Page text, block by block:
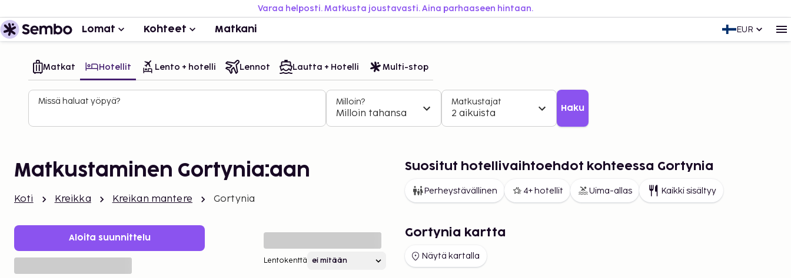
Varaa helposti. Matkusta joustavasti. Aina parhaaseen hintaan.
Lomat Kohteet Matkani EUR
Matkat Hotellit Lento + hotelli Lennot Lautta + Hotelli Multi-stop
Missä haluat yöpyä? Milloin?
Milloin tahansa
Matkustajat
2 aikuista Haku
Matkustaminen Gortynia:aan
Koti Kreikka Kreikan mantere Gortynia
Aloita suunnittelu
Lentokenttä
Suositut hotellivaihtoehdot kohteessa Gortynia
Perheystävällinen 4+ hotellit Uima-allas Kaikki sisältyy
Gortynia kartta
Näytä kartalla